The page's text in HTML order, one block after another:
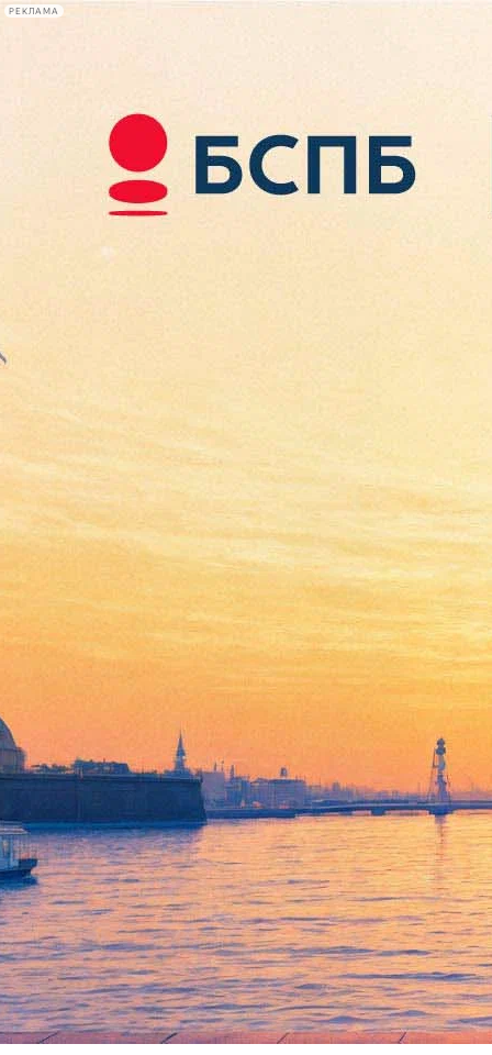
РЕКЛАМА
Сегодня:
2026.08.07
17:10
Афиша Plus
Рожденные после своего
создателя: скульптуры Дега в
Эрмитаже
26 декабря 2013,05:17 Версия для печати